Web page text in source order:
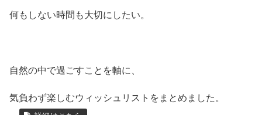
何もしない時間も大切にしたい。
自然の中で過ごすことを軸に、
気負わず楽しむウィッシュリストをまとめました。